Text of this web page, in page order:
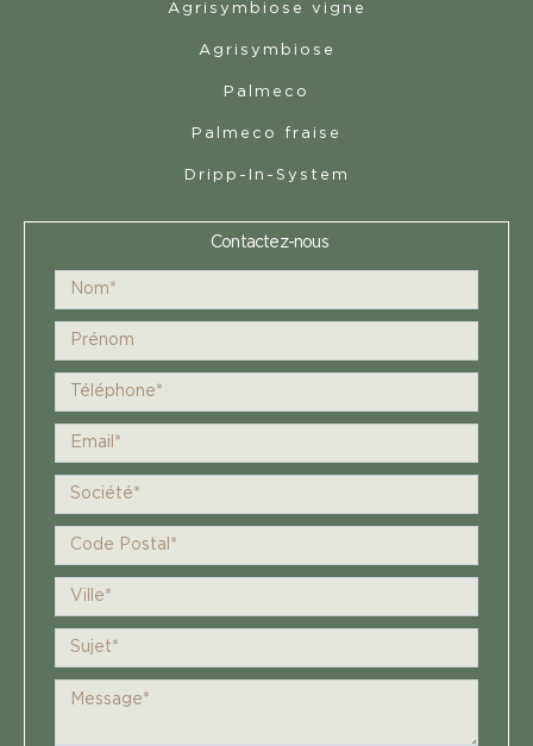
Agrisymbiose vigne
Agrisymbiose
Palmeco
Palmeco fraise
Dripp-In-System
Contactez-nous